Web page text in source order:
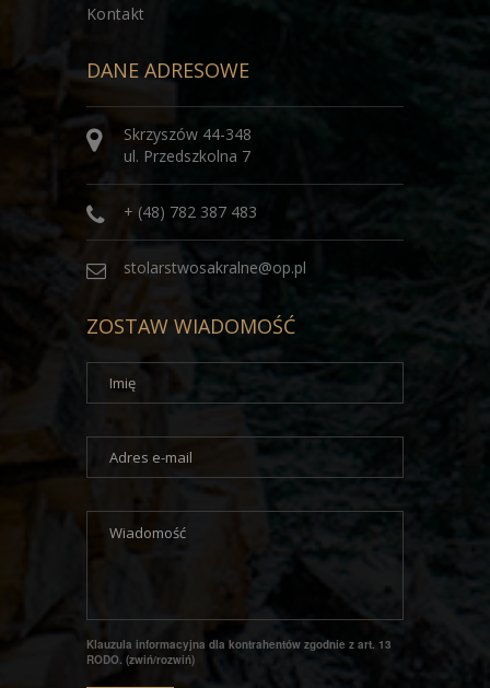
Kontakt
DANE ADRESOWE
Skrzyszów 44-348
ul. Przedszkolna 7
+ (48) 782 387 483
stolarstwosakralne@op.pl
ZOSTAW WIADOMOŚĆ
Klauzula informacyjna dla kontrahentów zgodnie z art. 13
RODO. (zwiń/rozwiń)